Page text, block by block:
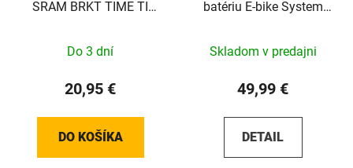
SRAM BRKT TIME TI
Do 3 dní
20,95 €
DO KOŠÍKA
batériu E-bike System
Skladom v predajni
49,99 €
DETAIL